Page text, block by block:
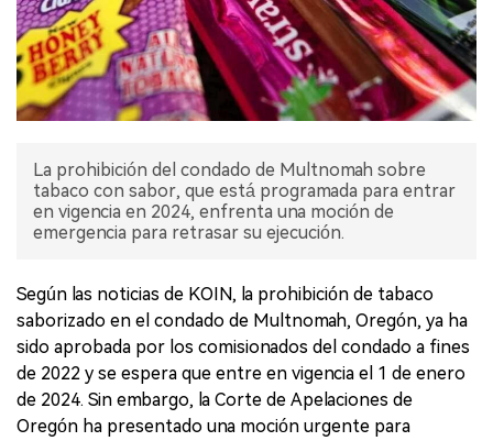
La prohibición del condado de Multnomah sobre
tabaco con sabor, que está programada para entrar
en vigencia en 2024, enfrenta una moción de
emergencia para retrasar su ejecución.
Según las noticias de KOIN, la prohibición de tabaco
saborizado en el condado de Multnomah, Oregón, ya ha
sido aprobada por los comisionados del condado a fines
de 2022 y se espera que entre en vigencia el 1 de enero
de 2024. Sin embargo, la Corte de Apelaciones de
Oregón ha presentado una moción urgente para